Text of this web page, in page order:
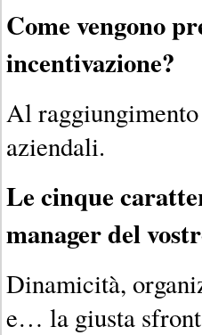
Come vengono
incentivazione?
Al
aziendali.
Le cinque
manager del
Dinamicità,
e… la giusta